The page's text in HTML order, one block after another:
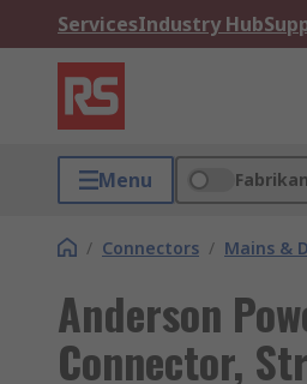
ServicesIndustry Hub
Menu
/ Connectors / Mains &
Anderson
Connector,